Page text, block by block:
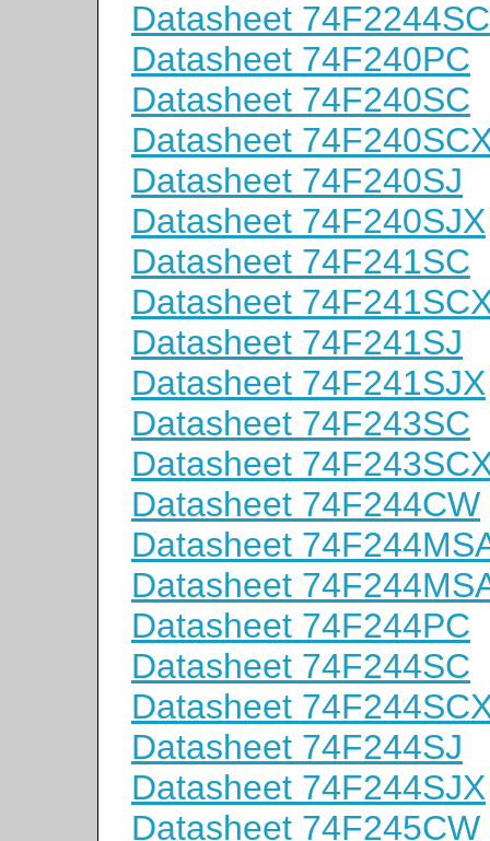
Datasheet
Datasheet 74F240PC
Datasheet 74F240SC
Datasheet
Datasheet 74F240SJ
Datasheet 74F240SJX
Datasheet 74F241SC
Datasheet
Datasheet 74F241SJ
Datasheet 74F241SJX
Datasheet 74F243SC
Datasheet
Datasheet 74F244CW
Datasheet
Datasheet
Datasheet 74F244PC
Datasheet 74F244SC
Datasheet
Datasheet 74F244SJ
Datasheet 74F244SJX
Datasheet 74F245CW